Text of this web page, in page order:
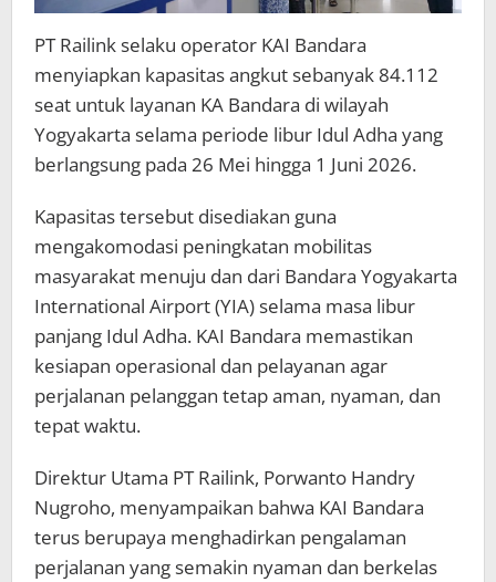
PT Railink selaku operator KAI Bandara
menyiapkan kapasitas angkut sebanyak 84.112
seat untuk layanan KA Bandara di wilayah
Yogyakarta selama periode libur Idul Adha yang
berlangsung pada 26 Mei hingga 1 Juni 2026.
Kapasitas tersebut disediakan guna
mengakomodasi peningkatan mobilitas
masyarakat menuju dan dari Bandara Yogyakarta
International Airport (YIA) selama masa libur
panjang Idul Adha. KAI Bandara memastikan
kesiapan operasional dan pelayanan agar
perjalanan pelanggan tetap aman, nyaman, dan
tepat waktu.
Direktur Utama PT Railink, Porwanto Handry
Nugroho, menyampaikan bahwa KAI Bandara
terus berupaya menghadirkan pengalaman
perjalanan yang semakin nyaman dan berkelas